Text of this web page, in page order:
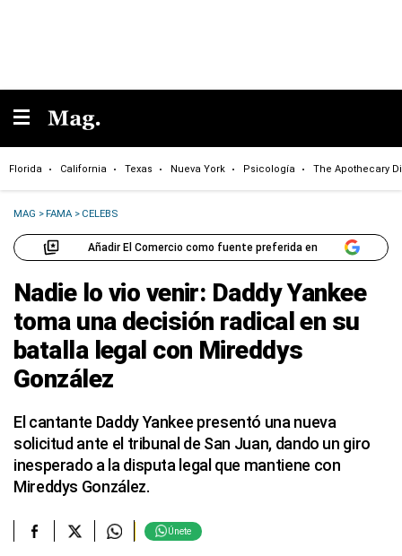
Florida California Texas Nueva York Psicología The Apothecary
MAG >FAMA > CELEBS
Añadir El Comercio como fuente preferida en
Nadie lo vio venir: Daddy Yankee
toma una decisión radical en su
batalla legal con Mireddys
González
El cantante Daddy Yankee presentó una nueva
solicitud ante el tribunal de San Juan, dando un giro
inesperado a la disputa legal que mantiene con
Mireddys González.
Únete